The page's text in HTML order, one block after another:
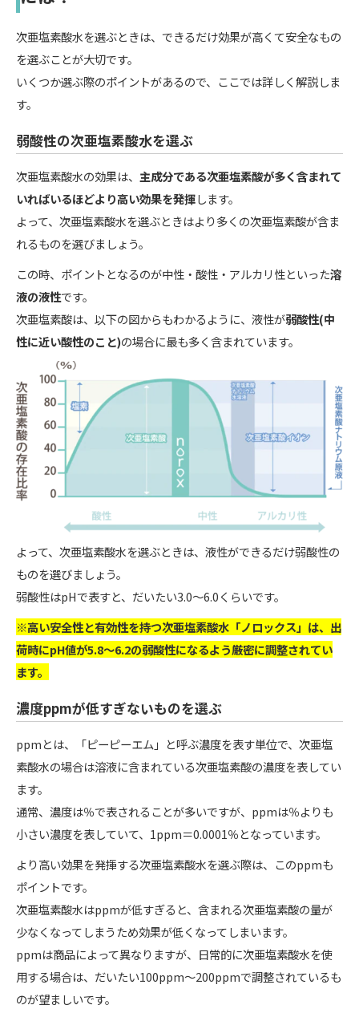
次亜塩素酸水を選ぶときは、できるだけ効果が高くて安全なもの
を選ぶことが大切です。
いくつか選ぶ際のポイントがあるので、ここでは詳しく解説しま
す。
弱酸性の次亜塩素酸水を選ぶ
次亜塩素酸水の効果は、 主成分である次亜塩素酸が多く含まれて
いればいるほどより高い効果を発揮します。
よって、次亜塩素酸水を選ぶときはより多くの次亜塩素酸が含ま
れるものを選びましょう。
この時、ポイントとなるのが中性・酸性・アルカリ性といった溶
液の液性です。
次亜塩素酸は、以下の図からもわかるように、液性が弱酸性(中
性に近い酸性のこと)の場合に最も多く含まれています。
よって、次亜塩素酸水を選ぶときは、液性ができるだけ弱酸性の
ものを選びましょう。
弱酸性はpHで表すと、だいたい3.0〜6.0くらいです。
※高い安全性と有効性を持つ次亜塩素酸水「ノロックス」は、出
荷時にpH値が5.8〜6.2の弱酸性になるよう厳密に調整されてい
ます。
濃度ppmが低すぎないものを選ぶ
ppmとは、「ピーピーエム」と呼ぶ濃度を表す単位で、次亜塩
素酸水の場合は溶液に含まれている次亜塩素酸の濃度を表してい
ます。
通常、濃度は％で表されることが多いですが、ppmは％よりも
小さい濃度を表していて、1ppm＝0.0001％となっています。
より高い効果を発揮する次亜塩素酸水を選ぶ際は、このppmも
ポイントです。
次亜塩素酸水はppmが低すぎると、含まれる次亜塩素酸の量が
少なくなってしまうため効果が低くなってしまいます。
ppmは商品によって異なりますが、日常的に次亜塩素酸水を使
用する場合は、だいたい100ppm〜200ppmで調整されているも
のが望ましいです。